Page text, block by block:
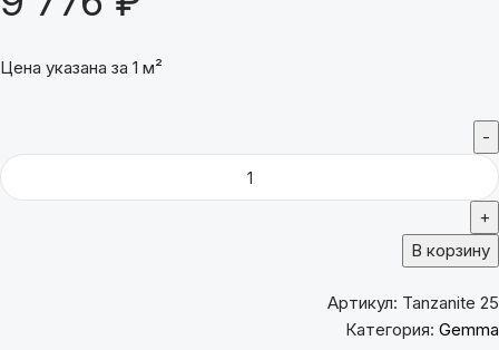
Цена указана за 1 м²
В корзину
Артикул: Tanzanite 25
Категория: Gemma